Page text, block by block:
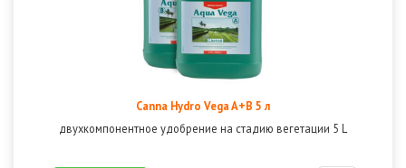
Canna Hydro Vega A+B 5 л
двухкомпонентное удобрение на стадию вегетации 5 L